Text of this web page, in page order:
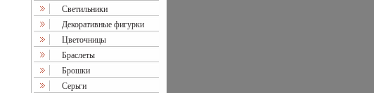
Светильники
Декоративные фигурки
Цветочницы
Браслеты
Брошки
Серьги